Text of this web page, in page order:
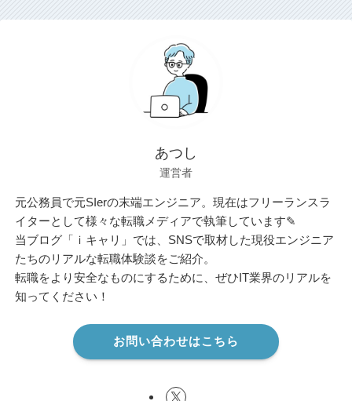
あつし
運営者
元公務員で元SIerの末端エンジニア。現在はフリーランスラ
イターとして様々な転職メディアで執筆しています✎
当ブログ「ｉキャリ」では、SNSで取材した現役エンジニア
たちのリアルな転職体験談をご紹介。
転職をより安全なものにするために、ぜひIT業界のリアルを
知ってください！
お問い合わせはこちら